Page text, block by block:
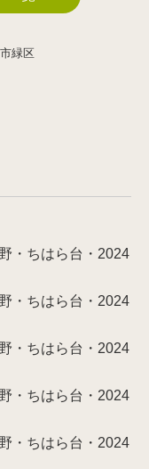
緑区
・ちはら台・2024
・ちはら台・2024
・ちはら台・2024
・ちはら台・2024
・ちはら台・2024